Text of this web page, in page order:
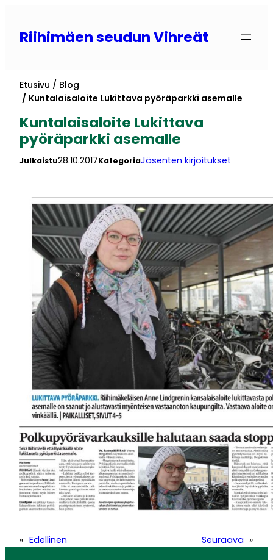
Riihimäen seudun Vihreät
Etusivu
Blog
Kuntalaisaloite Lukittava pyöräparkki asemalle
Kuntalaisaloite Lukittava
pyöräparkki asemalle
Julkaistu28.10.2017KategoriaJäsenten kirjoitukset
« Edellinen Seuraava »